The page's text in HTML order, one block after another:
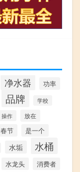
净水器
功率
品牌 学校
操作 放在
春节
是一个
水垢 水桶
水龙头 消费者